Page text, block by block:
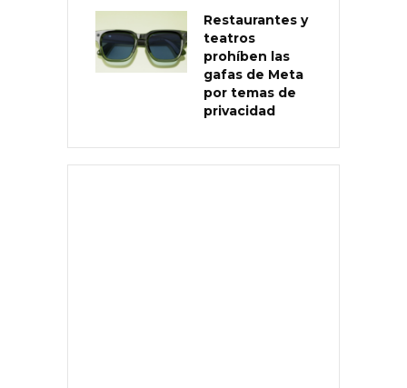
Restaurantes y
teatros
prohíben las
gafas de Meta
por temas de
privacidad